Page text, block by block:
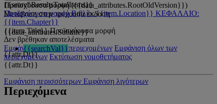
{{searchResultsTotalItems}}
Προϊσχύουσα μορφή Βιβλίο: {{item.Location}} ΚΕΦΑΛΑΙΟ:
{{item.Chapter}}
{{item.Title}} Προϊσχύουσα μορφή
Δεν βρέθηκαν αποτελέσματα
Εμφάνιση όλων των περιεχομένων Εμφάνιση όλων των
περιεχομένων Εκτύπωση νομοθετήματος
Προϊσχύουσα μορφή ({{data_attributes.RootOldVersion}})
Μετάβαση στην τρέχουσα έκδοση
{{data_attributes.Subtitle}}
{{searchVal}}
{{attr.Dt}}
Εμφάνιση περισσότερων Εμφάνιση λιγότερων
{{attr.Dt}}
Περιεχόμενα